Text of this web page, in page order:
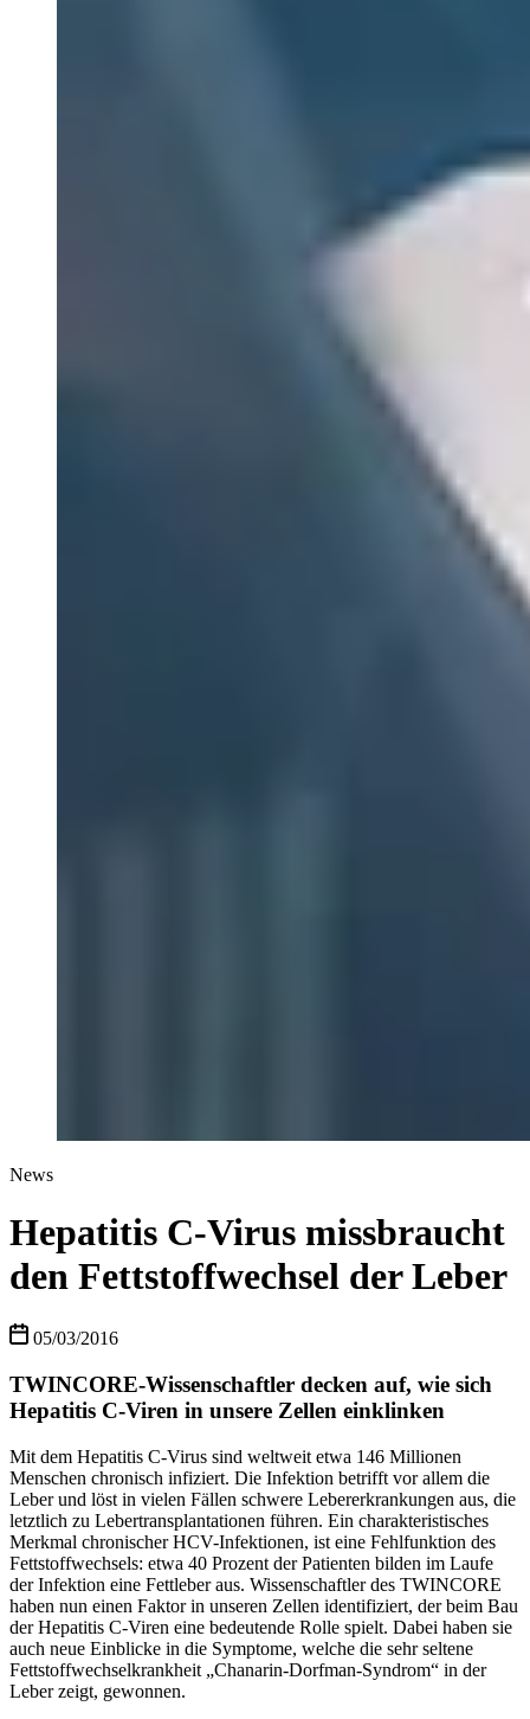
News
Hepatitis C-Virus missbraucht
den Fettstoffwechsel der Leber
05/03/2016
TWINCORE-Wissenschaftler decken auf, wie sich
Hepatitis C-Viren in unsere Zellen einklinken
Mit dem Hepatitis C-Virus sind weltweit etwa 146 Millionen
Menschen chronisch infiziert. Die Infektion betrifft vor allem die
Leber und löst in vielen Fällen schwere Lebererkrankungen aus, die
letztlich zu Lebertransplantationen führen. Ein charakteristisches
Merkmal chronischer HCV-Infektionen, ist eine Fehlfunktion des
Fettstoffwechsels: etwa 40 Prozent der Patienten bilden im Laufe
der Infektion eine Fettleber aus. Wissenschaftler des TWINCORE
haben nun einen Faktor in unseren Zellen identifiziert, der beim Bau
der Hepatitis C-Viren eine bedeutende Rolle spielt. Dabei haben sie
auch neue Einblicke in die Symptome, welche die sehr seltene
Fettstoffwechselkrankheit „Chanarin-Dorfman-Syndrom“ in der
Leber zeigt, gewonnen.